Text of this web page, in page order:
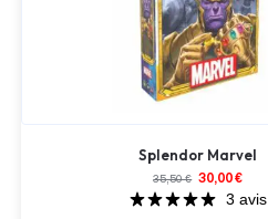
Splendor Marvel
35,50€ 30,00€
3 avis